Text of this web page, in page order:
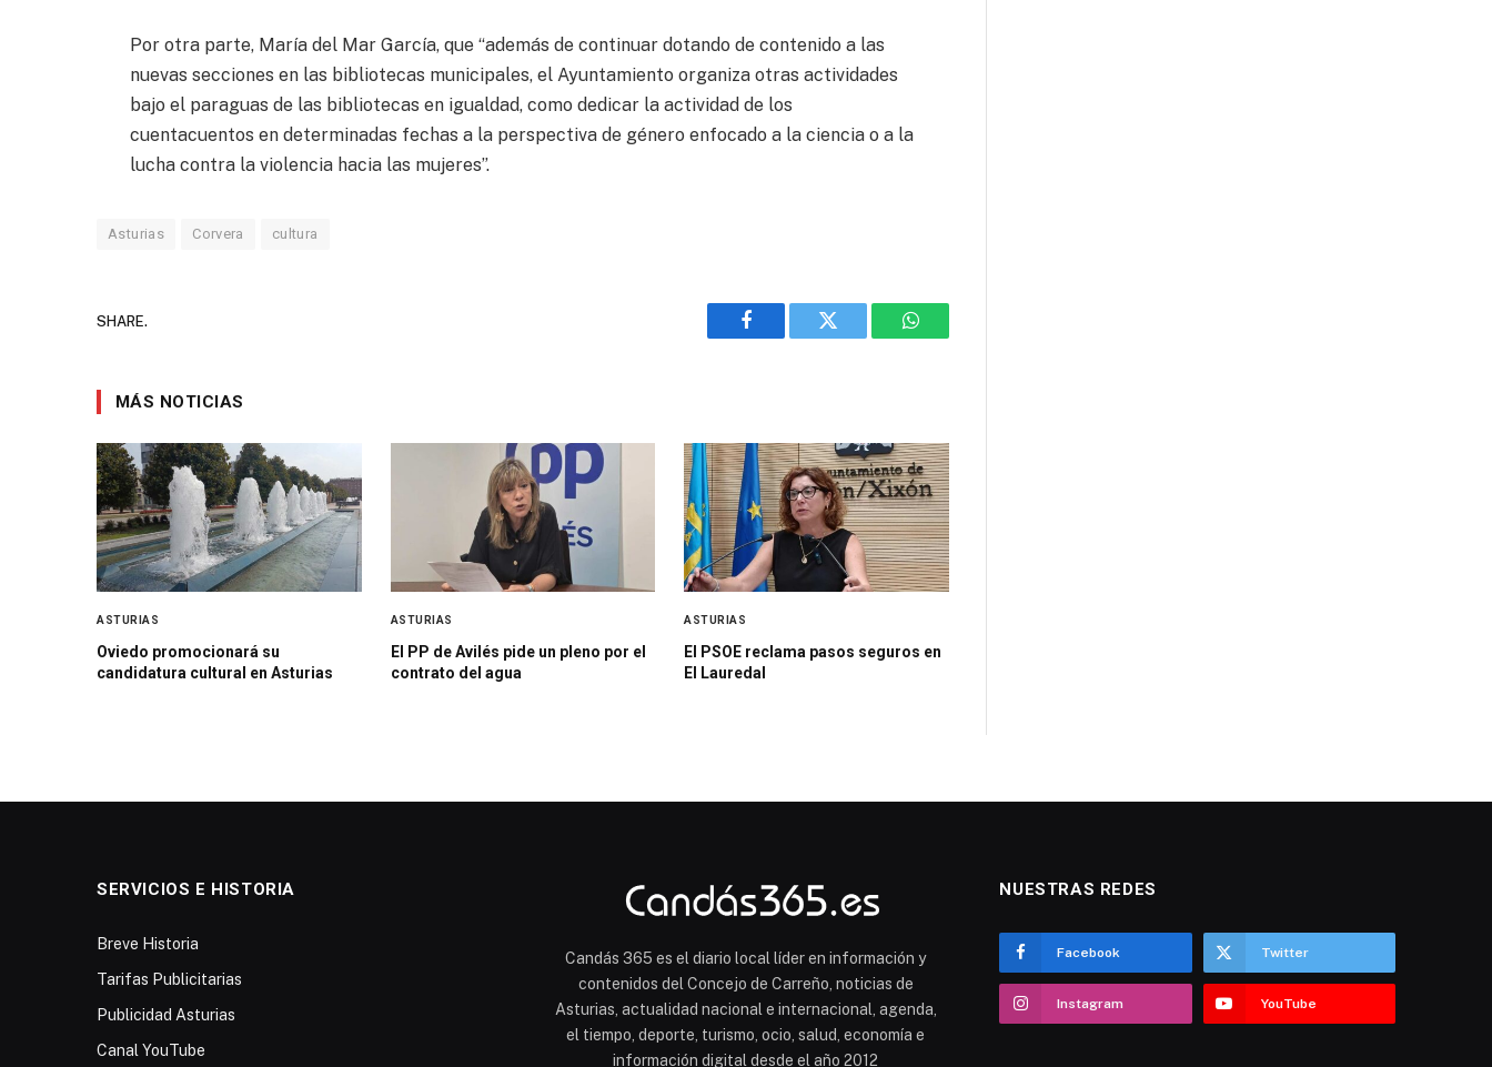
Por otra parte, María del Mar García, que “además de continuar dotando de contenido a las
nuevas secciones en las bibliotecas municipales, el Ayuntamiento organiza otras actividades
bajo el paraguas de las bibliotecas en igualdad, como dedicar la actividad de los
cuentacuentos en determinadas fechas a la perspectiva de género enfocado a la ciencia o a la
lucha contra la violencia hacia las mujeres”.
Asturias Corvera cultura
SHARE.
Facebook Twitter WhatsApp
MÁS NOTICIAS
ASTURIAS
Oviedo promocionará su
candidatura cultural en Asturias
ASTURIAS
El PP de Avilés pide un pleno por el
contrato del agua
ASTURIAS
El PSOE reclama pasos seguros en
El Lauredal
SERVICIOS E HISTORIA
Breve Historia
Tarifas Publicitarias
Publicidad Asturias
Canal YouTube
Candás 365 es el diario local líder en información y
contenidos del Concejo de Carreño, noticias de
Asturias, actualidad nacional e internacional, agenda,
el tiempo, deporte, turismo, ocio, salud, economía e
información digital desde el año 2012
NUESTRAS REDES
Facebook Twitter
Instagram YouTube